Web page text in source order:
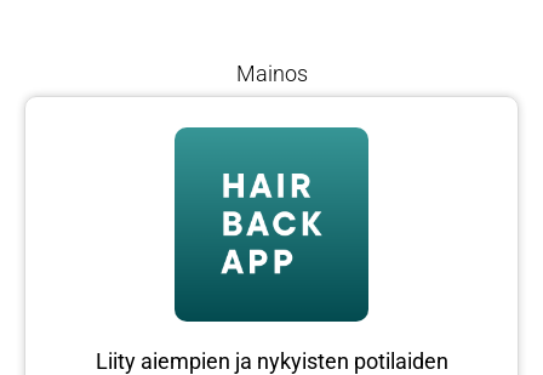
Mainos
Liity aiempien ja nykyisten potilaiden